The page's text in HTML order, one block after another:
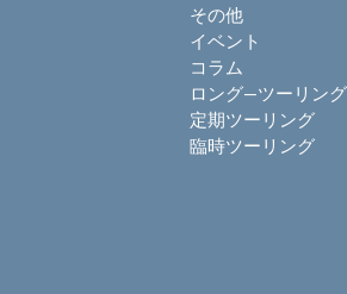
その他
イベント
コラム
ロング―ツーリング
定期ツーリング
臨時ツーリング